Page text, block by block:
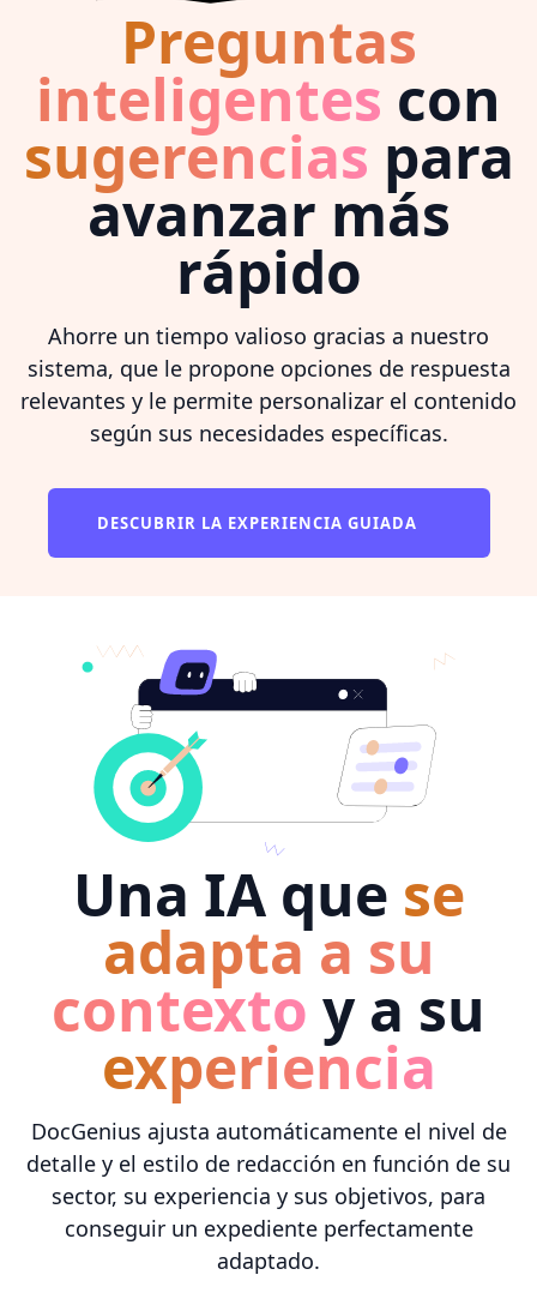
Preguntas
inteligentes con
sugerencias para
avanzar más
rápido
Ahorre un tiempo valioso gracias a nuestro
sistema, que le propone opciones de respuesta
relevantes y le permite personalizar el contenido
según sus necesidades específicas.
DESCUBRIR LA EXPERIENCIA GUIADA
Una IA que se
adapta a su
contexto y a su
experiencia
DocGenius ajusta automáticamente el nivel de
detalle y el estilo de redacción en función de su
sector, su experiencia y sus objetivos, para
conseguir un expediente perfectamente
adaptado.